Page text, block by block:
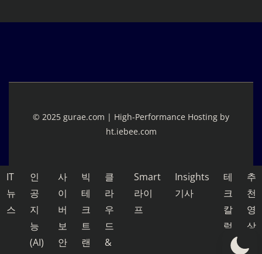
© 2025 gurae.com | High-Performance Hosting by
ht.iebee.com
IT
뉴
스
인
공
지
능
(AI)
사
이
버
보
안
빅
테
크
트
랜
클
라
우
드
&
Smart
라이
프
Insights
기사
테
크
칼
럼
추
천
영
상